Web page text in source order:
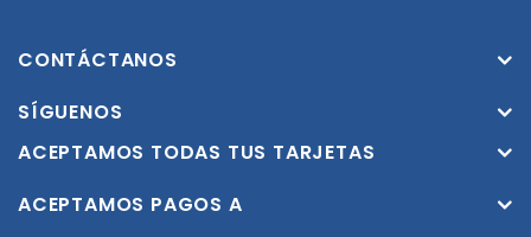
CONTÁCTANOS
SÍGUENOS
ACEPTAMOS TODAS TUS TARJETAS
ACEPTAMOS PAGOS A